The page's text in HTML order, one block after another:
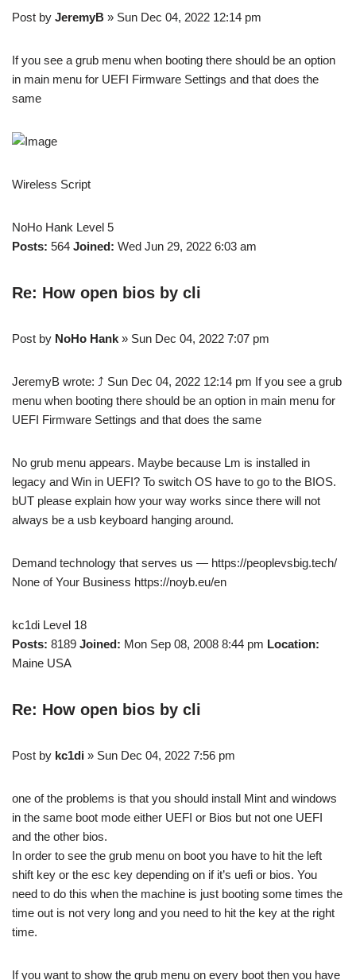
Post by JeremyB » Sun Dec 04, 2022 12:14 pm
If you see a grub menu when booting there should be an option
in main menu for UEFI Firmware Settings and that does the
same
Wireless Script
NoHo Hank Level 5
Posts: 564 Joined: Wed Jun 29, 2022 6:03 am
Re: How open bios by cli
Post by NoHo Hank » Sun Dec 04, 2022 7:07 pm
JeremyB wrote: ⤴ Sun Dec 04, 2022 12:14 pm If you see a grub
menu when booting there should be an option in main menu for
UEFI Firmware Settings and that does the same
No grub menu appears. Maybe because Lm is installed in
legacy and Win in UEFI? To switch OS have to go to the BIOS.
bUT please explain how your way works since there will not
always be a usb keyboard hanging around.
Demand technology that serves us — https://peoplevsbig.tech/
None of Your Business https://noyb.eu/en
kc1di Level 18
Posts: 8189 Joined: Mon Sep 08, 2008 8:44 pm Location:
Maine USA
Re: How open bios by cli
Post by kc1di » Sun Dec 04, 2022 7:56 pm
one of the problems is that you should install Mint and windows
in the same boot mode either UEFI or Bios but not one UEFI
and the other bios.
In order to see the grub menu on boot you have to hit the left
shift key or the esc key depending on if it’s uefi or bios. You
need to do this when the machine is just booting some times the
time out is not very long and you need to hit the key at the right
time.
If you want to show the grub menu on every boot then you have